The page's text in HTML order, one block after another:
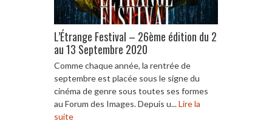
L’Étrange Festival – 26ème édition du 2
au 13 Septembre 2020
Comme chaque année, la rentrée de
septembre est placée sous le signe du
cinéma de genre sous toutes ses formes
au Forum des Images. Depuis u...Lire la
suite